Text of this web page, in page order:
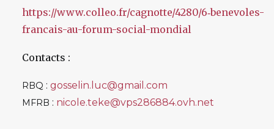
https://www.colleo.fr/cagnotte/4280/6‑benevoles-
francais-au-forum-social-mondial
Contacts :
RBQ : gosselin.luc@gmail.com
MFRB : nicole.teke@vps286884.ovh.net